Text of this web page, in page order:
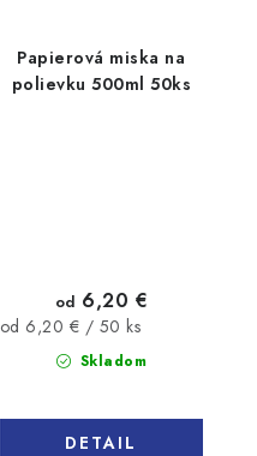
Papierová miska na
polievku 500ml 50ks
Skladom
od 6,20 €
Jednotková
od 6,20 € / 50 ks
DETAIL